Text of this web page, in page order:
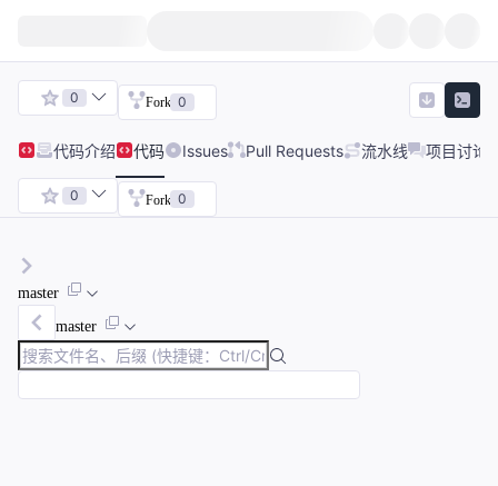
0 Fork 0
代码介绍 代码 Issues Pull Requests 流水线 项目讨论
0 Fork 0
master
master